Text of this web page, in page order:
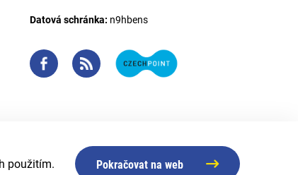
použitím. Pokračovat na web
Datová schránka: n9hbens
Created by